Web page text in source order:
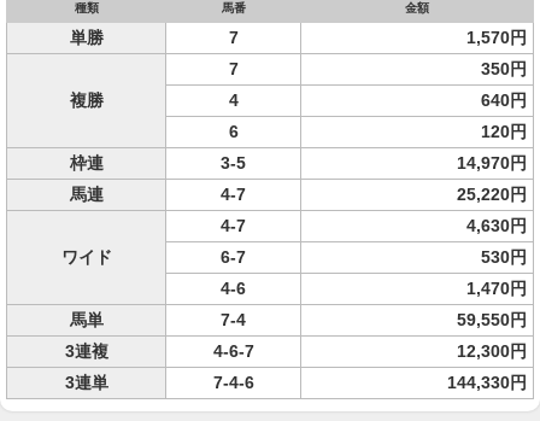
種類 馬番 金額
単勝 7 1,570円
複勝
7
350円
4
640円
6
120円
枠連
3-5
14,970円
馬連
4-7 25,220円
ワイド
4-7
4,630円
6-7
530円
4-6
1,470円
馬単
7-4
59,550円
3連複
4-6-7
12,300円
3連単
7-4-6 144,330円